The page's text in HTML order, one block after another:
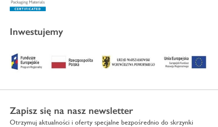
Inwestujemy
Zapisz się na nasz newsletter
Otrzymuj aktualności i oferty specjalne bezpośrednio do skrzynki